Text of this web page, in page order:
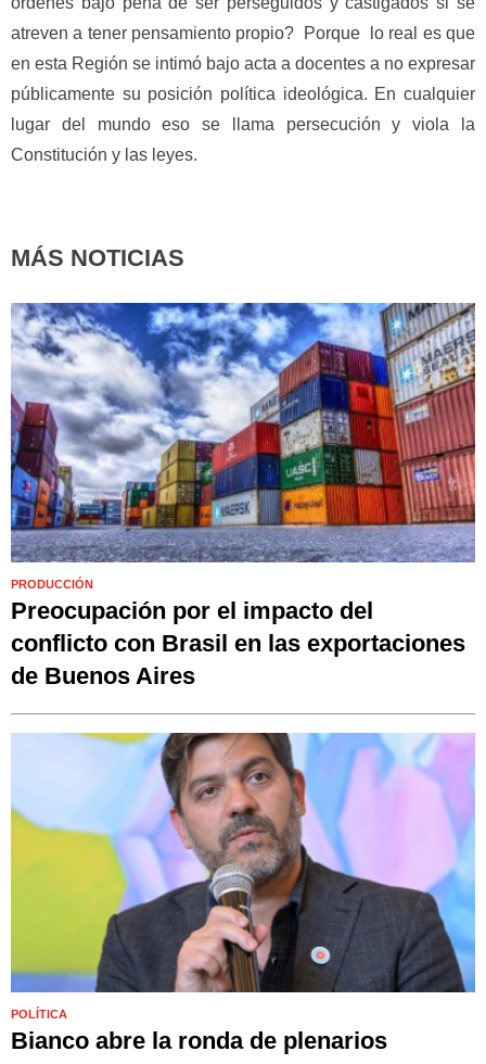
atreven a tener pensamiento propio? Porque lo real es que
en esta Región se intimó bajo acta a docentes a no expresar
públicamente su posición política ideológica. En cualquier
lugar del mundo eso se llama persecución y viola la
Constitución y las leyes.
MÁS NOTICIAS
PRODUCCIÓN
Preocupación por el impacto del
conflicto con Brasil en las exportaciones
de Buenos Aires
POLÍTICA
Bianco abre la ronda de plenarios